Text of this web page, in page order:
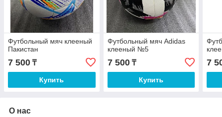
Футбольный мяч клееный
Пакистан
7 500 ₸
Купить
Футбольный мяч Adidas
клееный №5
7 500₸
Купить
7
О нас